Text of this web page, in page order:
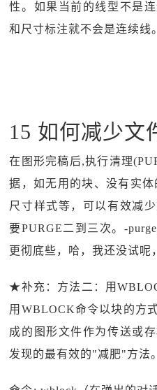
性。如果当前的线型不是
和尺寸标注就不会是连续线。
15 如何减少文
在图形完稿后,执行清理
据，如无用的块、没有实体
尺寸样式等，可以有效减
要PURGE二到三次。-
更彻底些，哈，我还没试呢
★补充：方法二：用
用WBLOCK命令以块的方
成的图形文件作为传送或
发现的最有效的"减肥"方法